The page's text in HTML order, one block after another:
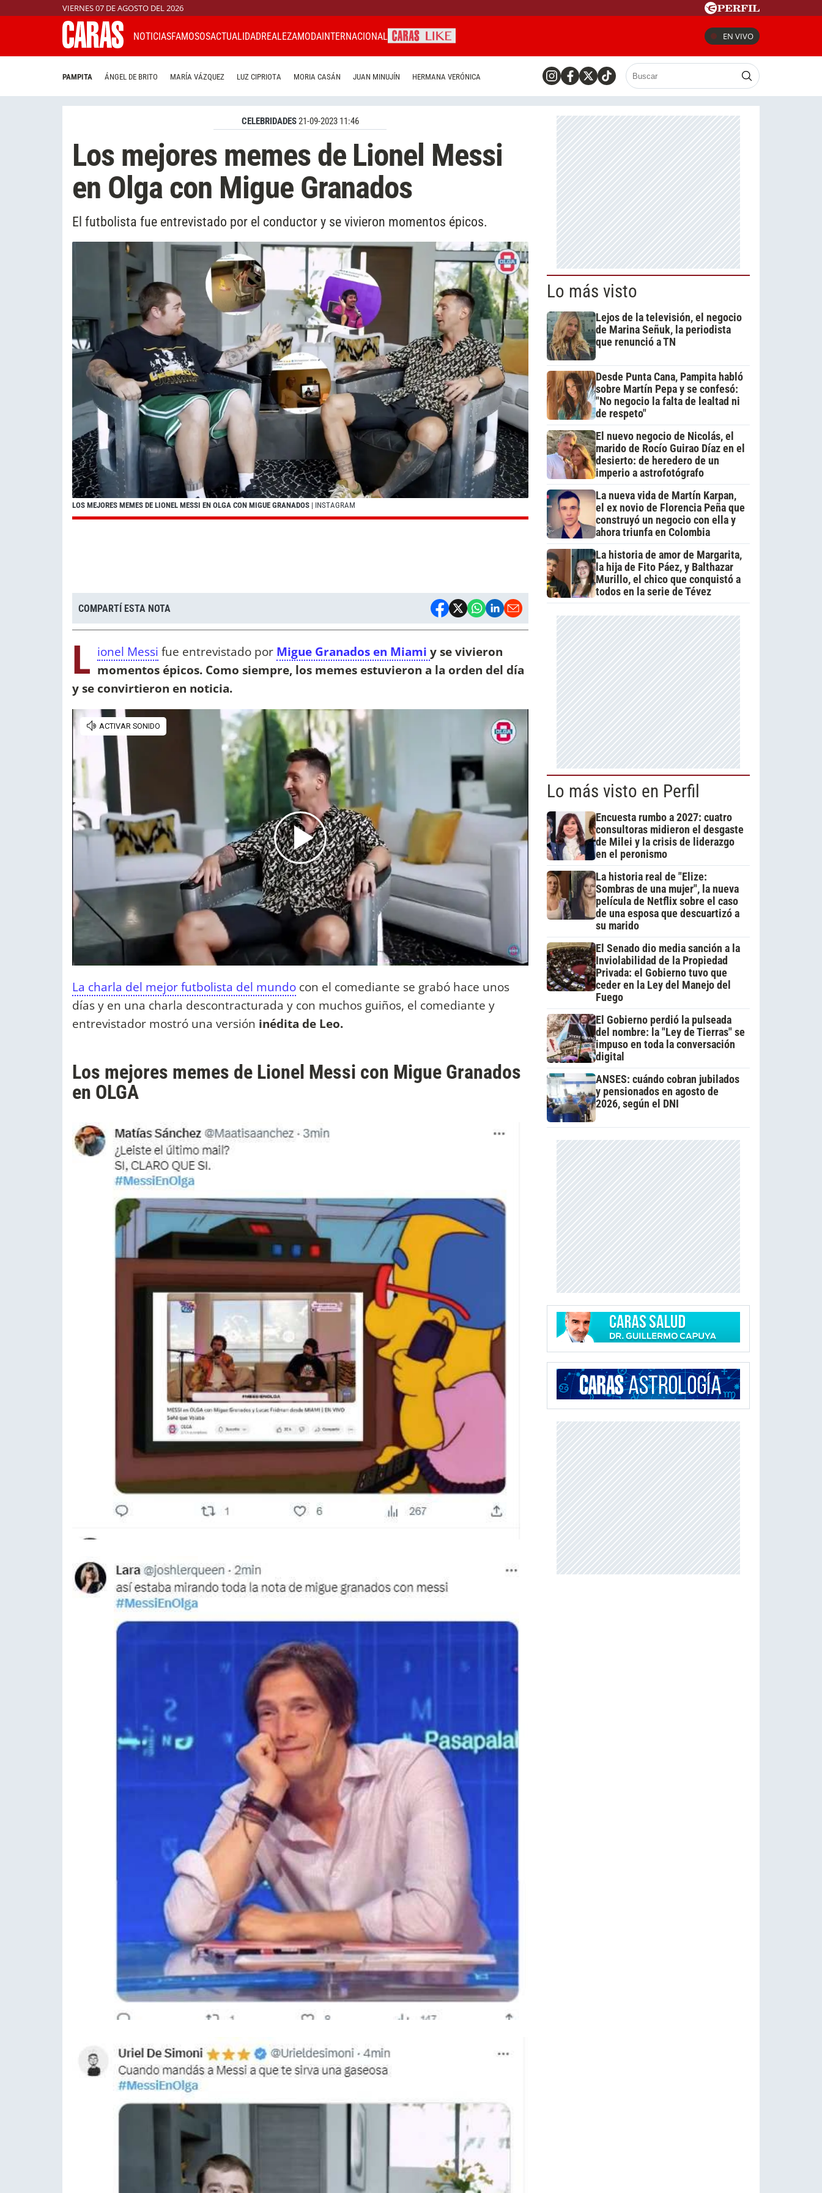
VIERNES 07 DE AGOSTO DEL 2026
NOTICIASFAMOSOSACTUALIDADREALEZAMODAINTERNACIONAL EN VIVO
PAMPITA ÁNGEL DE BRITO MARÍA VÁZQUEZ LUZ CIPRIOTA MORIA CASÁN JUAN MINUJÍN HERMANA VERÓNICA
CELEBRIDADES21-09-2023 11:46
Los mejores memes de Lionel Messi
en Olga con Migue Granados
El futbolista fue entrevistado por el conductor y se vivieron momentos épicos.
LOS MEJORES MEMES DE LIONEL MESSI EN OLGA CON MIGUE GRANADOS | INSTAGRAM
COMPARTÍ ESTA NOTA
L ionel Messi fue entrevistado por Migue Granados en Miami y se vivieron
momentos épicos. Como siempre, los memes estuvieron a la orden del día
y se convirtieron en noticia.
La charla del mejor futbolista del mundo con el comediante se grabó hace unos
días y en una charla descontracturada y con muchos guiños, el comediante y
entrevistador mostró una versión inédita de Leo.
Los mejores memes de Lionel Messi con Migue Granados
en OLGA
Lo más visto
Lejos de la televisión, el negocio
de Marina Señuk, la periodista
que renunció a TN
Desde Punta Cana, Pampita habló
sobre Martín Pepa y se confesó:
"No negocio la falta de lealtad ni
de respeto"
El nuevo negocio de Nicolás, el
marido de Rocío Guirao Díaz en el
desierto: de heredero de un
imperio a astrofotógrafo
La nueva vida de Martín Karpan,
el ex novio de Florencia Peña que
construyó un negocio con ella y
ahora triunfa en Colombia
La historia de amor de Margarita,
la hija de Fito Páez, y Balthazar
Murillo, el chico que conquistó a
todos en la serie de Tévez
Lo más visto en Perfil
Encuesta rumbo a 2027: cuatro
consultoras midieron el desgaste
de Milei y la crisis de liderazgo
en el peronismo
La historia real de "Elize:
Sombras de una mujer", la nueva
película de Netflix sobre el caso
de una esposa que descuartizó a
su marido
El Senado dio media sanción a la
Inviolabilidad de la Propiedad
Privada: el Gobierno tuvo que
ceder en la Ley del Manejo del
Fuego
El Gobierno perdió la pulseada
del nombre: la "Ley de Tierras" se
impuso en toda la conversación
digital
ANSES: cuándo cobran jubilados
y pensionados en agosto de
2026, según el DNI